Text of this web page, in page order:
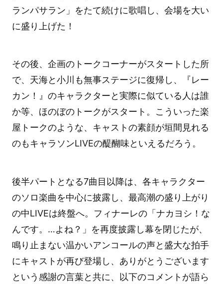
ランパサラン」をたて続けに歌唱し、会場を大い
に盛り上げた！
その後、企画のトークコーナーがスタートした所
で、天海と小川も無事ステージに復帰し、『レー
カン！』のキャラクターと実際に似ている人は誰
か等、ほのぼのトークがスタート。こういった楽
屋トークのような、キャストの素顔が垣間見れる
のもキャラソンLIVEの醍醐味といえるだろう。
後半パートとなる7曲目以降は、各キャラクター
のソロ楽曲を中心に披露し、最高潮の盛り上がり
の中LIVEは終盤へ。フィナーレの「ナカヨシ！な
んです。…よね？」を再度披露し幕を閉じたが、
鳴り止まない温かいアンコールの声と盛大な拍手
にキャストが再び登場し、ありがとうございます
という感謝の言葉と共に、以下のコメントが語ら